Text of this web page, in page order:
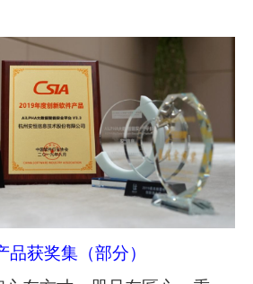
获奖集（部分）